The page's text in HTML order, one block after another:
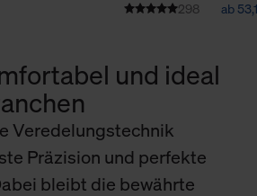
298 ab
und ideal
Veredelungstechnik
Präzision und perfekte
bleibt die bewährte